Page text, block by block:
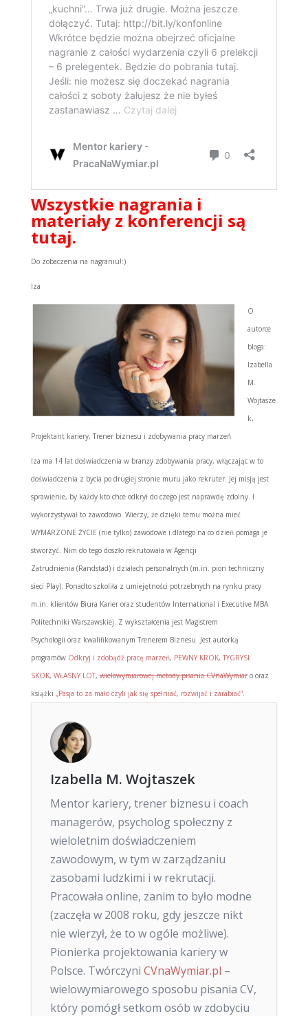
Wszystkie nagrania i
materiały z konferencji są
tutaj.
Do zobaczenia na nagraniu!:)
Iza
O
autorce
bloga:
Izabella
M.
Wojtasze
k,
Projektant kariery, Trener biznesu i zdobywania pracy marzeń
Iza ma 14 lat doświadczenia w branży zdobywania pracy, włączając w to
doświadczenia z bycia po drugiej stronie muru jako rekruter. Jej misją jest
sprawienie, by każdy kto chce odkrył do czego jest naprawdę zdolny. I
wykorzystywał to zawodowo. Wierzy, że dzięki temu można mieć
WYMARZONE ŻYCIE (nie tylko) zawodowe i dlatego na co dzień pomaga je
stworzyć. Nim do tego doszło rekrutowała w Agencji
Zatrudnienia (Randstad) i działach personalnych (m.in. pion techniczny
sieci Play). Ponadto szkoliła z umiejętności potrzebnych na rynku pracy
m.in. klientów Biura Karier oraz studentów International i Executive MBA
Politechniki Warszawskiej. Z wykształcenia jest Magistrem
Psychologii oraz kwalifikowanym Trenerem Biznesu. Jest autorką
programów Odkryj i zdobądź pracę marzeń, PEWNY KROK, TYGRYSI
SKOK, WŁASNY LOT,wielowymiarowej metody pisania CVnaWymiaro oraz
książki „Pasja to za mało czyli jak się spełniać, rozwijać i zarabiać”.
Izabella M. Wojtaszek
Mentor kariery, trener biznesu i coach
managerów, psycholog społeczny z
wieloletnim doświadczeniem
zawodowym, w tym w zarządzaniu
zasobami ludzkimi i w rekrutacji.
Pracowała online, zanim to było modne
(zaczęła w 2008 roku, gdy jeszcze nikt
nie wierzył, że to w ogóle możliwe).
Pionierka projektowania kariery w
Polsce. Twórczyni CVnaWymiar.pl –
wielowymiarowego sposobu pisania CV,
który pomógł setkom osób w zdobyciu